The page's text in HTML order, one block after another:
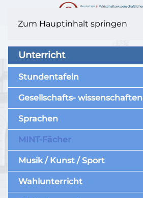
Zum Hauptinhalt springen
Unterricht
Stundentafeln
Gesellschafts- wissenschaften
Sprachen
MINT-Fächer
Musik / Kunst / Sport
Wahlunterricht